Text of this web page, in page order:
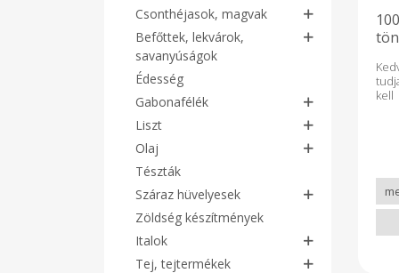
Csonthéjasok, magvak
Befőttek, lekvárok,
savanyúságok
Édesség
Gabonafélék
Liszt
Olaj
Tészták
Száraz hüvelyesek
Zöldség készítmények
Italok
Tej, tejtermékek